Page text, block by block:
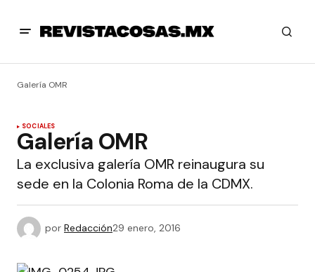
Galería OMR
SOCIALES
Galería OMR
La exclusiva galería OMR reinaugura su
sede en la Colonia Roma de la CDMX.
por Redacción29 enero, 2016